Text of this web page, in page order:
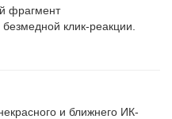
фрагмент
клик-реакции.
и ближнего ИК-